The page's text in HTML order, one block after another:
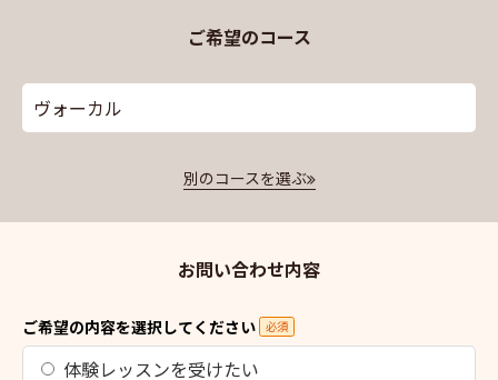
ご希望のコース
ヴォーカル
別のコースを選ぶ
お問い合わせ内容
ご希望の内容を選択してください 必須
体験レッスンを受けたい